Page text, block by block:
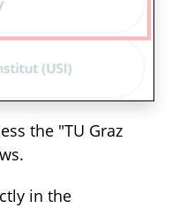
the "TU Graz
in the